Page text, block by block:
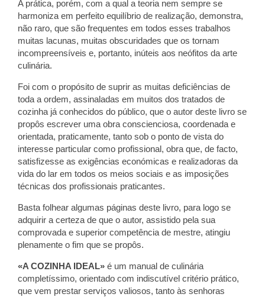
A prática, porém, com a qual a teoria nem sempre se
harmoniza em perfeito equilíbrio de realização, demonstra,
não raro, que são frequentes em todos esses trabalhos
muitas lacunas, muitas obscuridades que os tornam
incompreensíveis e, portanto, inúteis aos neófitos da arte
culinária.
Foi com o propósito de suprir as muitas deficiências de
toda a ordem, assinaladas em muitos dos tratados de
cozinha já conhecidos do público, que o autor deste livro se
propôs escrever uma obra conscienciosa, coordenada e
orientada, praticamente, tanto sob o ponto de vista do
interesse particular como profissional, obra que, de facto,
satisfizesse as exigências económicas e realizadoras da
vida do lar em todos os meios sociais e as imposições
técnicas dos profissionais praticantes.
Basta folhear algumas páginas deste livro, para logo se
adquirir a certeza de que o autor, assistido pela sua
comprovada e superior competência de mestre, atingiu
plenamente o fim que se propôs.
«A COZINHA IDEAL» é um manual de culinária
completíssimo, orientado com indiscutível critério prático,
que vem prestar serviços valiosos, tanto às senhoras